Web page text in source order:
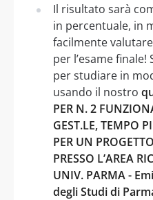
Il risultato sarà
in percentuale, in
facilmente
per l’esame
per studiare in
usando il nostro
PER N. 2
GEST.LE, TEMPO
PER UN
PRESSO L’AREA
UNIV. PARMA -
degli Studi di